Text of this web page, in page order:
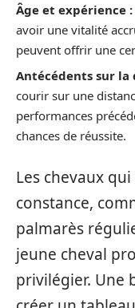
Âge et expérience :
avoir une vitalité
peuvent offrir une
Antécédents sur la
courir sur une
performances
chances de réussite.
Les chevaux
constance,
palmarès
jeune cheval
privilégier. Une